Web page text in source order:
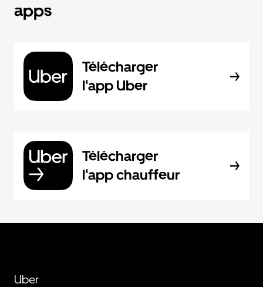
apps
Télécharger
l'app Uber
Télécharger
l'app chauffeur
Uber